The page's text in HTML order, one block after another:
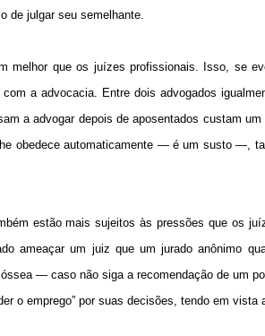
de julgar seu semelhante.
melhor que os juízes profissionais. Isso, se
a advocacia. Entre dois advogados
a advogar depois de aposentados custam
obedece automaticamente — é um susto —,
estão mais sujeitos às pressões que os
ameaçar um juiz que um jurado anônimo
— caso não siga a recomendação de um
o emprego” por suas decisões, tendo em vista